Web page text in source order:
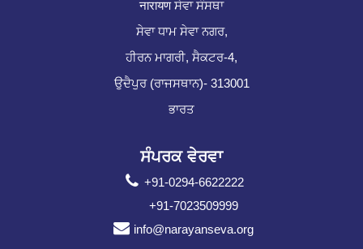
नारायण ਸੇਵਾ ਸੰਸਥਾ
ਸੇਵਾ ਧਾਮ ਸੇਵਾ ਨਗਰ,
ਹੀਰਨ ਮਾਗਰੀ, ਸੈਕਟਰ-4,
ਉਦੈਪੁਰ (ਰਾਜਸਥਾਨ)- 313001
ਭਾਰਤ
ਸੰਪਰਕ ਵੇਰਵਾ
+91-0294-6622222
+91-7023509999
info@narayanseva.org